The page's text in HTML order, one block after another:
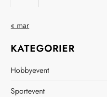
r
i
n
g
« mar
KATEGORIER
Hobbyevent
Sportevent